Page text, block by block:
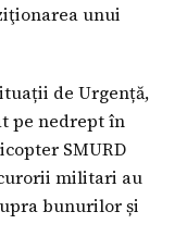
unui
de Urgență,
pe nedrept în
SMURD
militari au
bunurilor și